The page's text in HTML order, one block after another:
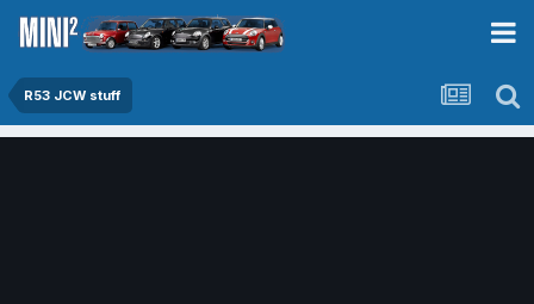
R53 JCW stuff